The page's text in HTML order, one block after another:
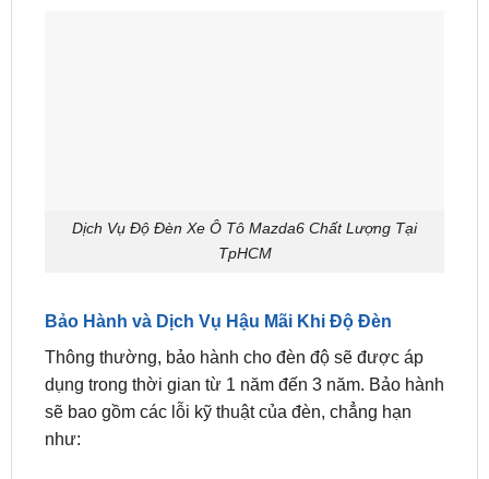
Dịch Vụ Độ Đèn Xe Ô Tô Mazda6 Chất Lượng Tại
TpHCM
Bảo Hành và Dịch Vụ Hậu Mãi Khi Độ Đèn
Thông thường, bảo hành cho đèn độ sẽ được áp
dụng trong thời gian từ 1 năm đến 3 năm. Bảo hành
sẽ bao gồm các lỗi kỹ thuật của đèn, chẳng hạn
như: